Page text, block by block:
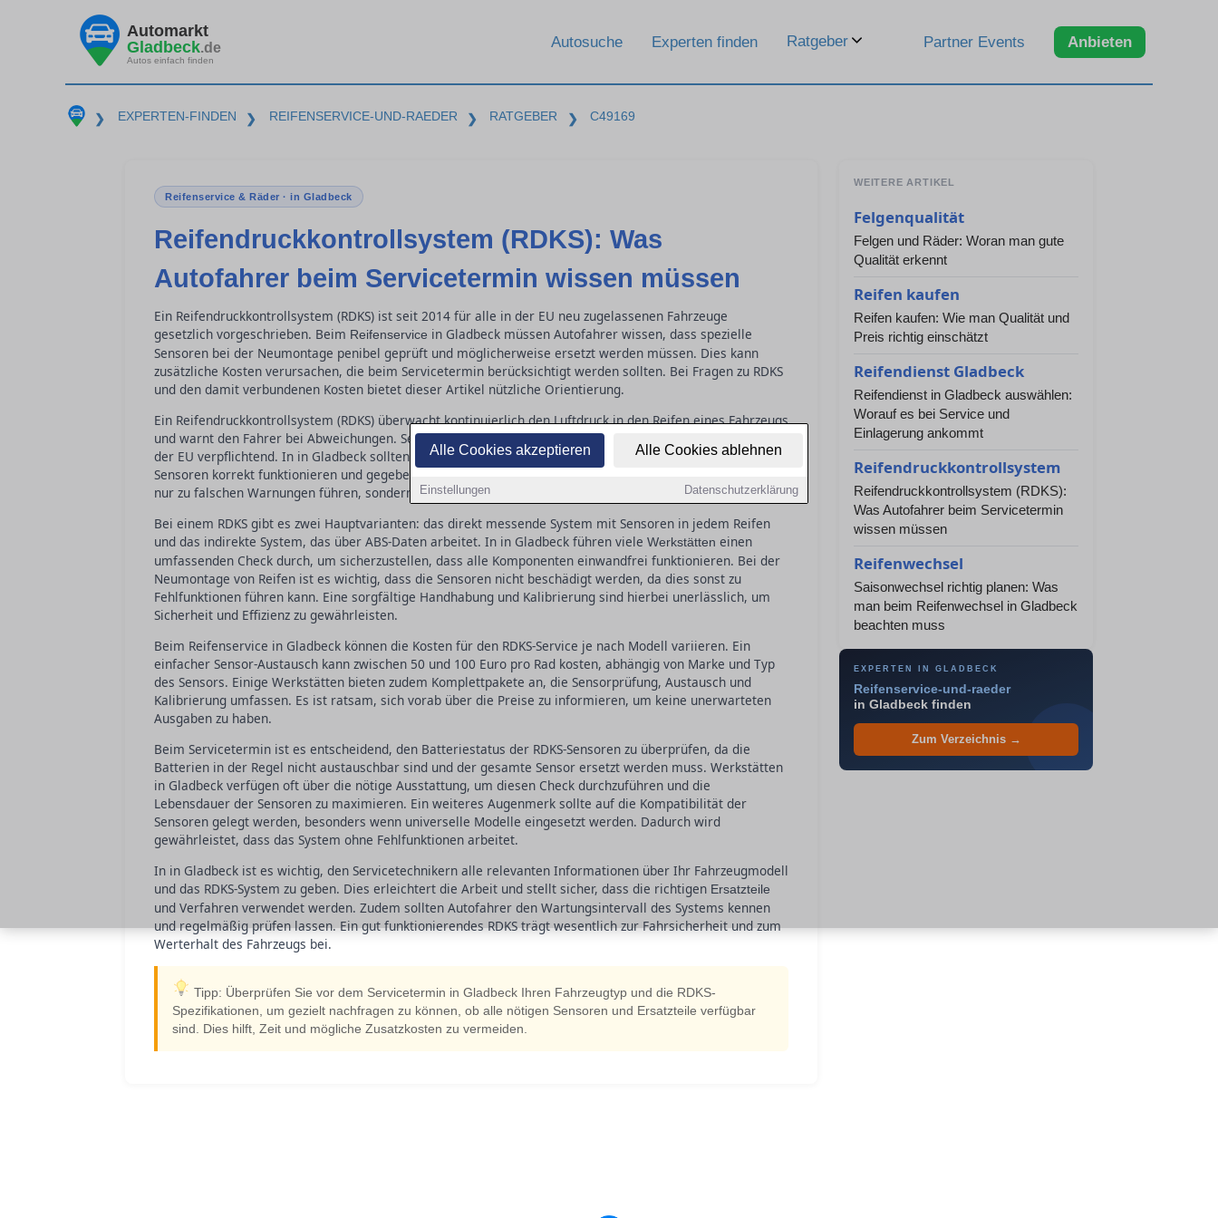
Alle Cookies akzeptieren Alle Cookies ablehnen
Einstellungen Datenschutzerklärung
Automarkt
Gladbeck.de
Autos einfach finden
Autosuche Experten finden Ratgeber Partner Events Anbieten
❯ EXPERTEN-FINDEN ❯ REIFENSERVICE-UND-RAEDER ❯ RATGEBER ❯ C49169
Reifenservice & Räder · in Gladbeck
Reifendruckkontrollsystem (RDKS): Was
Autofahrer beim Servicetermin wissen müssen
Ein Reifendruckkontrollsystem (RDKS) ist seit 2014 für alle in der EU neu zugelassenen Fahrzeuge
gesetzlich vorgeschrieben. Beim Reifenservice in Gladbeck müssen Autofahrer wissen, dass spezielle
Sensoren bei der Neumontage penibel geprüft und möglicherweise ersetzt werden müssen. Dies kann
zusätzliche Kosten verursachen, die beim Servicetermin berücksichtigt werden sollten. Bei Fragen zu RDKS
und den damit verbundenen Kosten bietet dieser Artikel nützliche Orientierung.
Ein Reifendruckkontrollsystem (RDKS) überwacht kontinuierlich den Luftdruck in den Reifen eines Fahrzeugs
und warnt den Fahrer bei Abweichungen. Seit November 2014 ist RDKS für alle neu zugelassenen Pkw in
der EU verpflichtend. In in Gladbeck sollten Autofahrer beim Reifenwechsel darauf achten, dass die
Sensoren korrekt funktionieren und gegebenenfalls neu kalibriert werden. Ein defekter Sensor kann nicht
nur zu falschen Warnungen führen, sondern auch den Kraftstoffverbrauch erhöhen.
Bei einem RDKS gibt es zwei Hauptvarianten: das direkt messende System mit Sensoren in jedem Reifen
und das indirekte System, das über ABS-Daten arbeitet. In in Gladbeck führen viele Werkstätten einen
umfassenden Check durch, um sicherzustellen, dass alle Komponenten einwandfrei funktionieren. Bei der
Neumontage von Reifen ist es wichtig, dass die Sensoren nicht beschädigt werden, da dies sonst zu
Fehlfunktionen führen kann. Eine sorgfältige Handhabung und Kalibrierung sind hierbei unerlässlich, um
Sicherheit und Effizienz zu gewährleisten.
Beim Reifenservice in Gladbeck können die Kosten für den RDKS-Service je nach Modell variieren. Ein
einfacher Sensor-Austausch kann zwischen 50 und 100 Euro pro Rad kosten, abhängig von Marke und Typ
des Sensors. Einige Werkstätten bieten zudem Komplettpakete an, die Sensorprüfung, Austausch und
Kalibrierung umfassen. Es ist ratsam, sich vorab über die Preise zu informieren, um keine unerwarteten
Ausgaben zu haben.
Beim Servicetermin ist es entscheidend, den Batteriestatus der RDKS-Sensoren zu überprüfen, da die
Batterien in der Regel nicht austauschbar sind und der gesamte Sensor ersetzt werden muss. Werkstätten
in Gladbeck verfügen oft über die nötige Ausstattung, um diesen Check durchzuführen und die
Lebensdauer der Sensoren zu maximieren. Ein weiteres Augenmerk sollte auf die Kompatibilität der
Sensoren gelegt werden, besonders wenn universelle Modelle eingesetzt werden. Dadurch wird
gewährleistet, dass das System ohne Fehlfunktionen arbeitet.
In in Gladbeck ist es wichtig, den Servicetechnikern alle relevanten Informationen über Ihr Fahrzeugmodell
und das RDKS-System zu geben. Dies erleichtert die Arbeit und stellt sicher, dass die richtigen Ersatzteile
und Verfahren verwendet werden. Zudem sollten Autofahrer den Wartungsintervall des Systems kennen
und regelmäßig prüfen lassen. Ein gut funktionierendes RDKS trägt wesentlich zur Fahrsicherheit und zum
Werterhalt des Fahrzeugs bei.
Tipp: Überprüfen Sie vor dem Servicetermin in Gladbeck Ihren Fahrzeugtyp und die RDKS-
Spezifikationen, um gezielt nachfragen zu können, ob alle nötigen Sensoren und Ersatzteile verfügbar
sind. Dies hilft, Zeit und mögliche Zusatzkosten zu vermeiden.
WEITERE ARTIKEL
Felgenqualität
Felgen und Räder: Woran man gute
Qualität erkennt
Reifen kaufen
Reifen kaufen: Wie man Qualität und
Preis richtig einschätzt
Reifendienst Gladbeck
Reifendienst in Gladbeck auswählen:
Worauf es bei Service und
Einlagerung ankommt
Reifendruckkontrollsystem
Reifendruckkontrollsystem (RDKS):
Was Autofahrer beim Servicetermin
wissen müssen
Reifenwechsel
Saisonwechsel richtig planen: Was
man beim Reifenwechsel in Gladbeck
beachten muss
EXPERTEN IN GLADBECK
Reifenservice-und-raeder
in Gladbeck finden
Zum Verzeichnis →